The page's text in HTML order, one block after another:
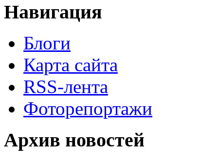
Навигация
Блоги
Карта сайта
RSS-лента
Фоторепортажи
Архив новостей